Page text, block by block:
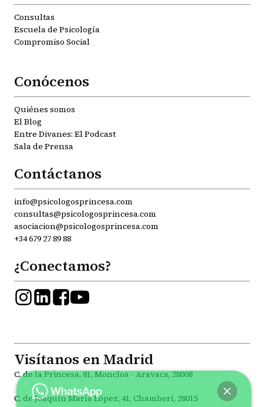
Consultas
Escuela de Psicología
Compromiso Social
Conócenos
Quiénes somos
El Blog
Entre Divanes: El Podcast
Sala de Prensa
Contáctanos
info@psicologosprincesa.com
consultas@psicologosprincesa.com
asociacion@psicologosprincesa.com
+34 679 27 89 88
¿Conectamos?
Visítanos en Madrid
C. de la Princesa, 81, Moncloa - Aravaca, 28008
C. de Joaquín María López, 41, Chamberí, 28015